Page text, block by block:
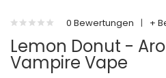
0 Bewertungen | +
Lemon Donut -
Vampire Vape